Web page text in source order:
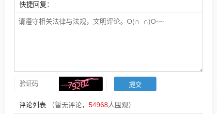
快捷回复：
评论列表 （暂无评论， 54968人围观）